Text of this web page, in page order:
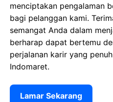
menciptakan pengalaman
bagi pelanggan kami.
semangat Anda dalam
berharap dapat bertemu
perjalanan karir yang
Indomaret.
Lamar Sekarang